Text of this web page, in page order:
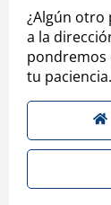
¿Algún otro
a la
pondremos
tu paciencia.